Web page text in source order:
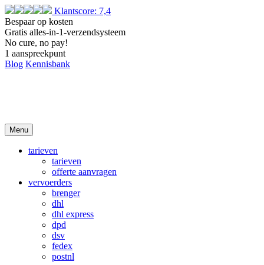
Klantscore: 7,4
Bespaar op kosten
Gratis alles-in-1-verzendsysteem
No cure, no pay!
1 aanspreekpunt
Blog Kennisbank
Menu
tarieven
tarieven
offerte aanvragen
vervoerders
brenger
dhl
dhl express
dpd
dsv
fedex
postnl